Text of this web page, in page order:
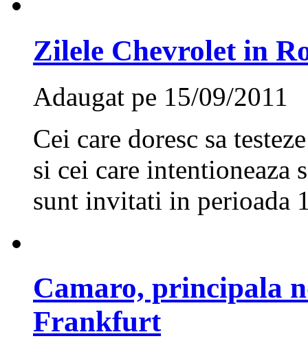
Zilele Chevrolet in
Adaugat pe 15/09/2011
Cei care doresc sa
si cei care intentioneaza
sunt invitati in perioada
Camaro, principala
Frankfurt